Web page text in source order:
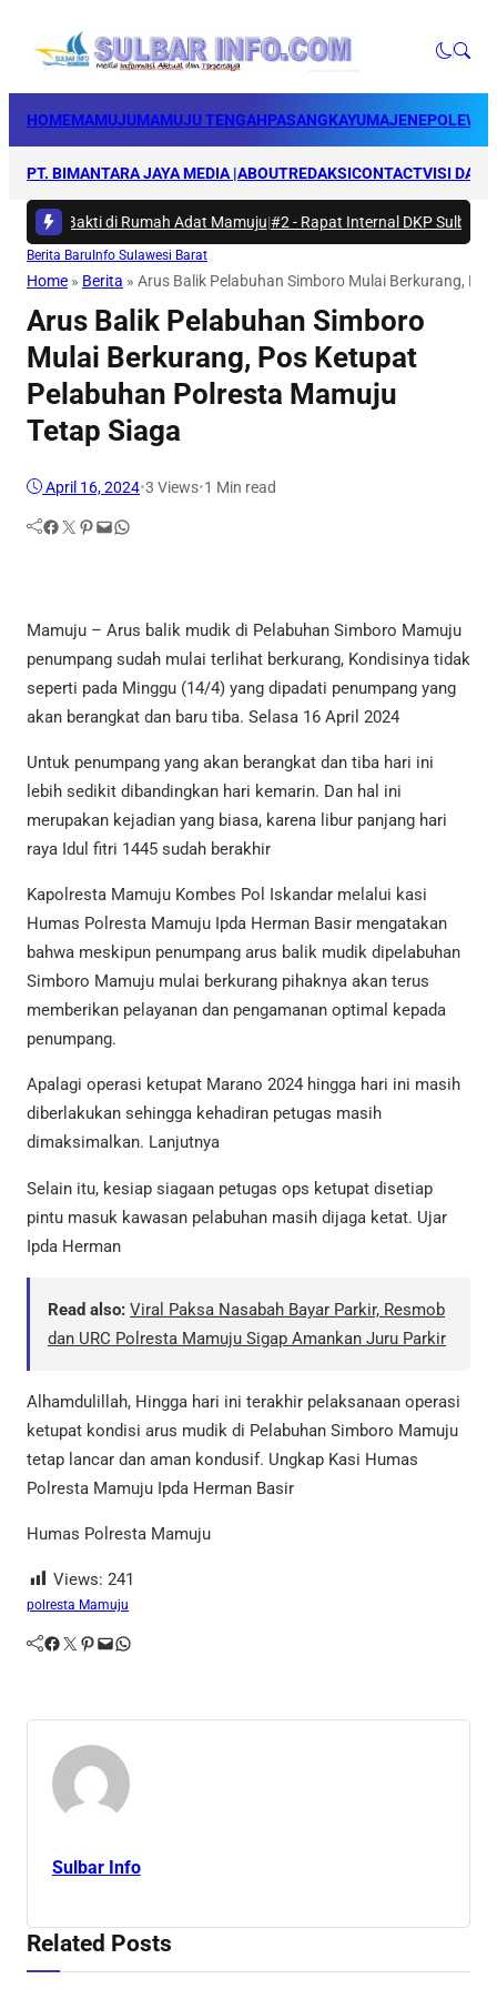
HOMEMAMUJUMAMUJU TENGAHPASANGKAYUMAJENE
PT. BIMANTARA JAYA MEDIA |ABOUTREDAKSICONTACTVISI DAN
Bakti di Rumah Adat Mamuju|#2 -Rapat Internal DKP Sulbar,
Berita Baru Info Sulawesi Barat
Home » Berita » Arus Balik Pelabuhan Simboro Mulai Berkurang,
Arus Balik Pelabuhan Simboro
Mulai Berkurang, Pos Ketupat
Pelabuhan Polresta Mamuju
Tetap Siaga
April 16, 2024•3 Views•1 Min read
Facebook Twitter Pinterest Mail WhatsApp
Mamuju – Arus balik mudik di Pelabuhan Simboro Mamuju
penumpang sudah mulai terlihat berkurang, Kondisinya tidak
seperti pada Minggu (14/4) yang dipadati penumpang yang
akan berangkat dan baru tiba. Selasa 16 April 2024
Untuk penumpang yang akan berangkat dan tiba hari ini
lebih sedikit dibandingkan hari kemarin. Dan hal ini
merupakan kejadian yang biasa, karena libur panjang hari
raya Idul fitri 1445 sudah berakhir
Kapolresta Mamuju Kombes Pol Iskandar melalui kasi
Humas Polresta Mamuju Ipda Herman Basir mengatakan
bahwa meskipun penumpang arus balik mudik dipelabuhan
Simboro Mamuju mulai berkurang pihaknya akan terus
memberikan pelayanan dan pengamanan optimal kepada
penumpang.
Apalagi operasi ketupat Marano 2024 hingga hari ini masih
diberlakukan sehingga kehadiran petugas masih
dimaksimalkan. Lanjutnya
Selain itu, kesiap siagaan petugas ops ketupat disetiap
pintu masuk kawasan pelabuhan masih dijaga ketat. Ujar
Ipda Herman
Read also: Viral Paksa Nasabah Bayar Parkir, Resmob
dan URC Polresta Mamuju Sigap Amankan Juru Parkir
Alhamdulillah, Hingga hari ini terakhir pelaksanaan operasi
ketupat kondisi arus mudik di Pelabuhan Simboro Mamuju
tetap lancar dan aman kondusif. Ungkap Kasi Humas
Polresta Mamuju Ipda Herman Basir
Humas Polresta Mamuju
Views: 241
polresta Mamuju
Facebook Twitter Pinterest Mail WhatsApp
Sulbar Info
Related Posts